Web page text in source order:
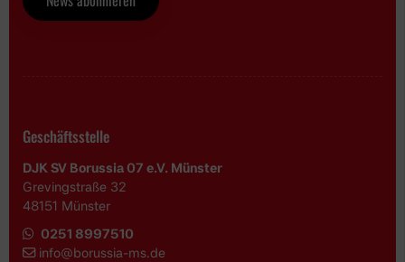
Geschäftsstelle
DJK SV Borussia 07 e.V. Münster
Grevingstraße 32
48151 Münster
0251 8997510
info@borussia-ms.de